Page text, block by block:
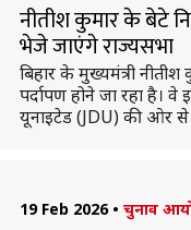
नीतीश कुमार के बेटे
भेजे जाएंगे राज्यसभा
बिहार के मुख्यमंत्री
पर्दापण होने जा रहा है।
यूनाइटेड (JDU) की ओर से
19 Feb 2026 • चुनाव